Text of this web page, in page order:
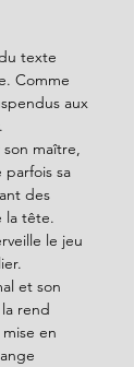
texte
Comme
aux
maître,
sa
des
la tête.
le jeu
et son
la rend
en